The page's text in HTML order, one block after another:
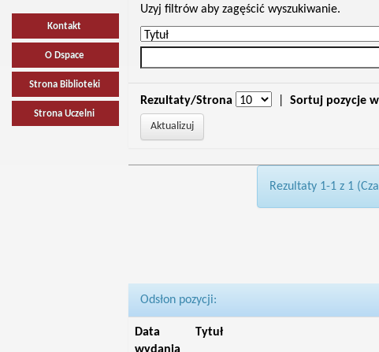
Kontakt
O Dspace
Strona Biblioteki
Strona Uczelni
Uzyj filtrów aby zagęścić wyszukiwanie.
Rezultaty/Strona Sortuj pozycje
Rezultaty 1-1 z 1
Odsłon pozycji:
Data
Tytuł